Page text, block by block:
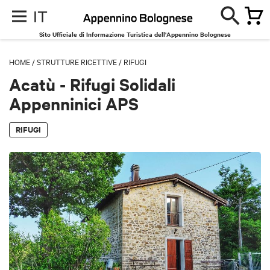
IT
Sito Ufficiale di Informazione Turistica dell'Appennino Bolognese
HOME /STRUTTURE RICETTIVE / RIFUGI
Acatù - Rifugi Solidali
Appenninici APS
RIFUGI